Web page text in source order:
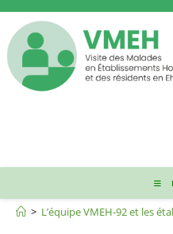
Skip
content
Fondation Roguet
> L’équipe VMEH-92 et les